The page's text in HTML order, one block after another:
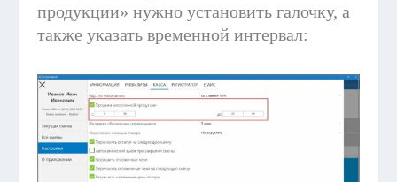
продукции» нужно установить галочку, а
также указать временной интервал: